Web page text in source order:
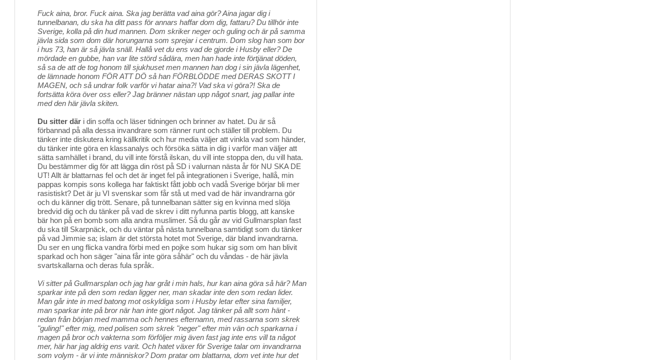
Fuck aina, bror. Fuck aina. Ska jag berätta vad aina gör? Aina jagar dig i
tunnelbanan, du ska ha ditt pass för annars haffar dom dig, fattaru? Du tillhör inte
Sverige, kolla på din hud mannen. Dom skriker neger och guling och är på samma
jävla sida som dom där horungarna som sprejar i centrum. Dom slog han som bor
i hus 73, han är så jävla snäll. Hallå vet du ens vad de gjorde i Husby eller? De
mördade en gubbe, han var lite störd sådära, men han hade inte förtjänat döden,
så sa de att de tog honom till sjukhuset men mannen han dog i sin jävla lägenhet,
de lämnade honom FÖR ATT DÖ så han FÖRBLÖDDE med DERAS SKOTT I
MAGEN, och så undrar folk varför vi hatar aina?! Vad ska vi göra?! Ska de
fortsätta köra över oss eller? Jag bränner nästan upp något snart, jag pallar inte
med den här jävla skiten.
Du sitter där i din soffa och läser tidningen och brinner av hatet. Du är så
förbannad på alla dessa invandrare som ränner runt och ställer till problem. Du
tänker inte diskutera kring källkritik och hur media väljer att vinkla vad som händer,
du tänker inte göra en klassanalys och försöka sätta in dig i varför man väljer att
sätta samhället i brand, du vill inte förstå ilskan, du vill inte stoppa den, du vill hata.
Du bestämmer dig för att lägga din röst på SD i valurnan nästa år för NU SKA DE
UT! Allt är blattarnas fel och det är inget fel på integrationen i Sverige, hallå, min
pappas kompis sons kollega har faktiskt fått jobb och vadå Sverige börjar bli mer
rasistiskt? Det är ju VI svenskar som får stå ut med vad de här invandrarna gör
och du känner dig trött. Senare, på tunnelbanan sätter sig en kvinna med slöja
bredvid dig och du tänker på vad de skrev i ditt nyfunna partis blogg, att kanske
bär hon på en bomb som alla andra muslimer. Så du går av vid Gullmarsplan fast
du ska till Skarpnäck, och du väntar på nästa tunnelbana samtidigt som du tänker
på vad Jimmie sa; islam är det största hotet mot Sverige, där bland invandrarna.
Du ser en ung flicka vandra förbi med en pojke som hukar sig som om han blivit
sparkad och hon säger "aina får inte göra såhär" och du våndas - de här jävla
svartskallarna och deras fula språk.
Vi sitter på Gullmarsplan och jag har gråt i min hals, hur kan aina göra så här? Man
sparkar inte på den som redan ligger ner, man skadar inte den som redan lider.
Man går inte in med batong mot oskyldiga som i Husby letar efter sina familjer,
man sparkar inte på bror när han inte gjort något. Jag tänker på allt som hänt -
redan från början med mamma och hennes efternamn, med rassarna som skrek
"guling!" efter mig, med polisen som skrek "neger" efter min vän och sparkarna i
magen på bror och vakterna som förföljer mig även fast jag inte ens vill ta något
mer, här har jag aldrig ens varit. Och hatet växer för Sverige talar om invandrarna
som volym - är vi inte människor? Dom pratar om blattarna, dom vet inte hur det